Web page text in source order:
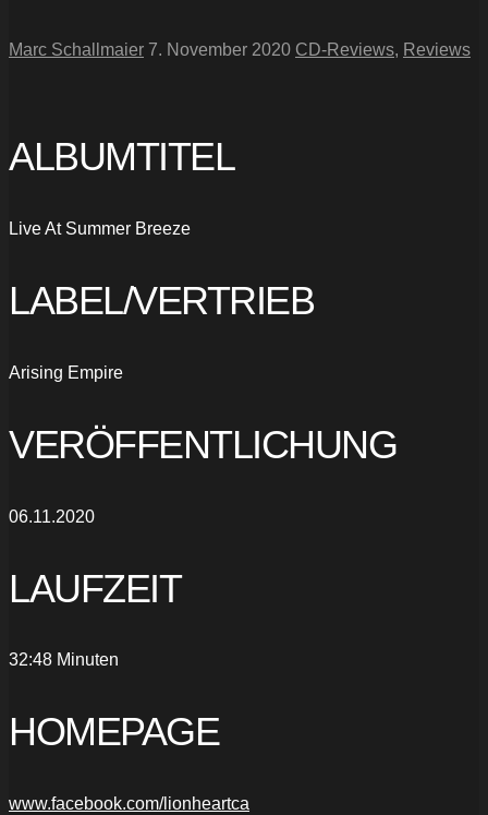
Marc Schallmaier 7. November 2020 CD-Reviews, Reviews
ALBUMTITEL
Live At Summer Breeze
LABEL/VERTRIEB
Arising Empire
VERÖFFENTLICHUNG
06.11.2020
LAUFZEIT
32:48 Minuten
HOMEPAGE
www.facebook.com/lionheartca